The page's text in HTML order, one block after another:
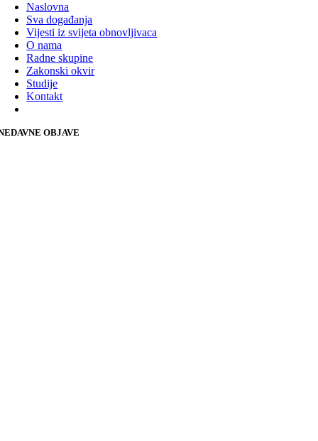
Naslovna
Sva događanja
Vijesti iz svijeta obnovljivaca
O nama
Radne skupine
Zakonski okvir
Studije
Kontakt
OBJAVE